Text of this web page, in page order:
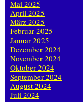
Mai 2025
April 2025
März 2025
Februar 2025
Januar 2025
Dezember 2024
November 2024
Oktober 2024
September 2024
August 2024
Juli 2024